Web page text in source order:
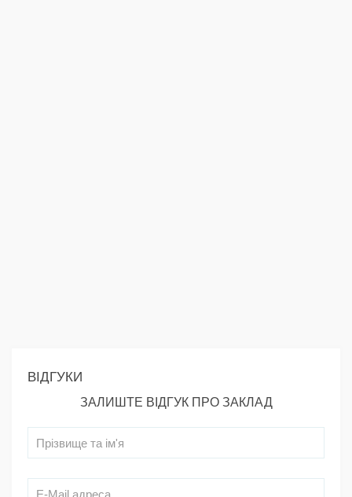
ВІДГУКИ
ЗАЛИШТЕ ВІДГУК ПРО ЗАКЛАД